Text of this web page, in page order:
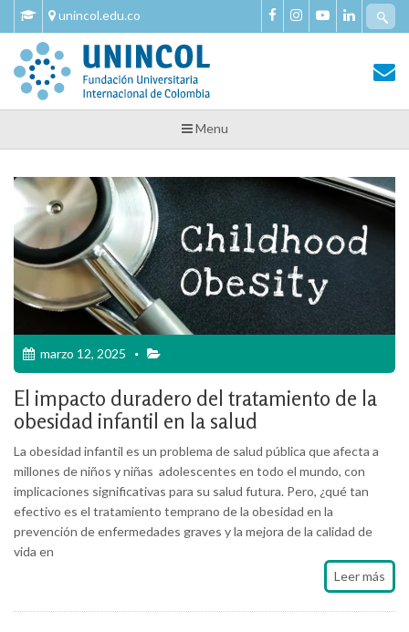
Skip
content
unincol.edu.co
Tu Salud y Bienestar
Tu Salud y Bienestar – Unincol
Menu
marzo 12, 2025
El impacto duradero del tratamiento de la
obesidad infantil en la salud
La obesidad infantil es un problema de salud pública que afecta a
millones de niños y niñas adolescentes en todo el mundo, con
implicaciones significativas para su salud futura. Pero, ¿qué tan
efectivo es el tratamiento temprano de la obesidad en la
prevención de enfermedades graves y la mejora de la calidad de
vida en
Leer más